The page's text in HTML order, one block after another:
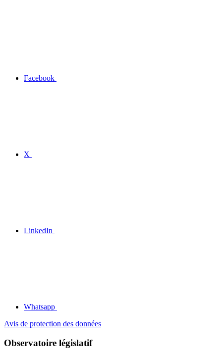
Facebook
X
LinkedIn
Whatsapp
Avis de protection des données
Observatoire législatif